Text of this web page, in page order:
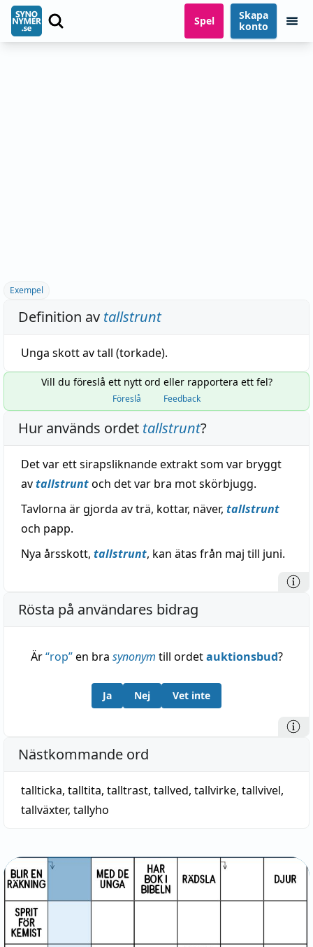
Spel
Skapa
konto
Exempel
Definition av tallstrunt
Unga skott av tall (torkade).
Vill du föreslå ett nytt ord eller rapportera ett fel?
Föreslå Feedback
Hur används ordet tallstrunt?
Det var ett sirapsliknande extrakt som var bryggt
avtallstruntoch det var bra mot skörbjugg.
Tavlorna är gjorda av trä, kottar, näver, tallstrunt
och papp.
Nya årsskott, tallstrunt, kan ätas från maj till juni.
Rösta på användares bidrag
Är“rop”en bra synonym till ordetauktionsbud?
Ja Nej Vet inte
Nästkommande ord
tallticka, talltita, talltrast, tallved, tallvirke, tallvivel,
tallväxter, tallyho